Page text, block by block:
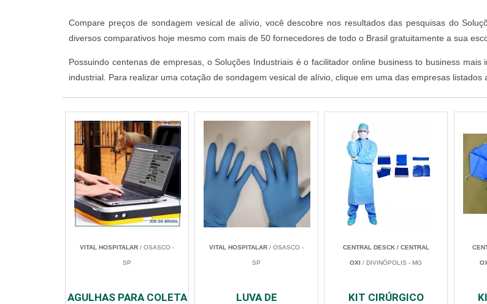
Compare preços de sondagem vesical de alívio, você descobre nos resultados das pesquisas do
diversos comparativos hoje mesmo com mais de 50 fornecedores de todo o Brasil gratuitamente a sua
Possuindo centenas de empresas, o Soluções Industriais é o facilitador online business to business mais
industrial. Para realizar uma cotação de sondagem vesical de alívio, clique em uma das empresas listados
VITAL HOSPITALAR / OSASCO -
SP
AGULHAS PARA COLETA
VITAL HOSPITALAR / OSASCO -
SP
LUVA DE
CENTRAL DESCK / CENTRAL
OXI/ DIVINÓPOLIS - MG
KIT CIRÚRGICO